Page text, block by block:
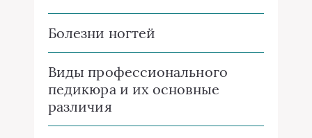
Болезни ногтей
Виды профессионального
педикюра и их основные
различия